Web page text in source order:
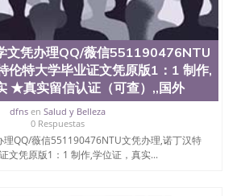
司甚至在学生大三和大四的学期提
的实习机会。无论是加州大学系统
立大学系统(CSU), 圣何塞州立大学
大学中的地理位置。 圣何塞州立大
Valley), 于附近的旧金山-圣何塞
科技中心。约有学生三万人，超过
65个硕士学科，并有来自世界60余
。其有名的科系如计算机科学，电
理学，艺术设计，和航空学等，深
而各种大学部和研究所的商学课程
国家的专业人士前来研究与学习。
文凭办理QQ/薇信551190476NTU
伦特大学毕业证文凭原版1：1 制作,
★真实留信认证（可查）,,国外
dfnsen Salud y Belleza
0 Respuestas
理QQ/薇信551190476NTU文凭办理,诺丁汉特
文凭原版1：1 制作,学位证，真实...